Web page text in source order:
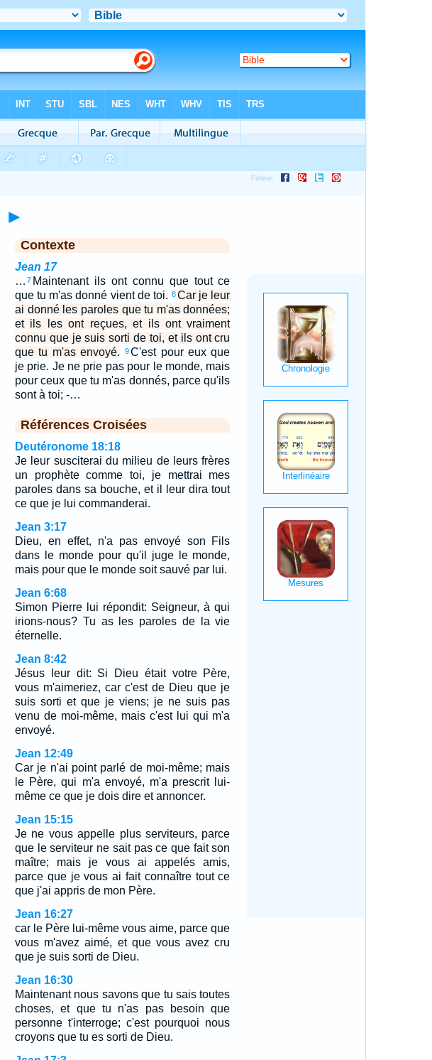
►
Contexte
Jean 17
… 7 Maintenant ils ont connu que tout ce
que tu m'as donné vient de toi. 8Car je leur
ai donné les paroles que tu m'as données;
et ils les ont reçues, et ils ont vraiment
connu que je suis sorti de toi, et ils ont cru
que tu m'as envoyé.
9C'est pour eux que
je prie. Je ne prie pas pour le monde, mais
pour ceux que tu m'as donnés, parce qu'ils
sont à toi; -…
Références Croisées
Deutéronome 18:18
Je leur susciterai du milieu de leurs frères
un prophète comme toi, je mettrai mes
paroles dans sa bouche, et il leur dira tout
ce que je lui commanderai.
Jean 3:17
Dieu, en effet, n'a pas envoyé son Fils
dans le monde pour qu'il juge le monde,
mais pour que le monde soit sauvé par lui.
Jean 6:68
Simon Pierre lui répondit: Seigneur, à qui
irions-nous? Tu as les paroles de la vie
éternelle.
Jean 8:42
Jésus leur dit: Si Dieu était votre Père,
vous m'aimeriez, car c'est de Dieu que je
suis sorti et que je viens; je ne suis pas
venu de moi-même, mais c'est lui qui m'a
envoyé.
Jean 12:49
Car je n'ai point parlé de moi-même; mais
le Père, qui m'a envoyé, m'a prescrit lui-
même ce que je dois dire et annoncer.
Jean 15:15
Je ne vous appelle plus serviteurs, parce
que le serviteur ne sait pas ce que fait son
maître; mais je vous ai appelés amis,
parce que je vous ai fait connaître tout ce
que j'ai appris de mon Père.
Jean 16:27
car le Père lui-même vous aime, parce que
vous m'avez aimé, et que vous avez cru
que je suis sorti de Dieu.
Jean 16:30
Maintenant nous savons que tu sais toutes
choses, et que tu n'as pas besoin que
personne t'interroge; c'est pourquoi nous
croyons que tu es sorti de Dieu.